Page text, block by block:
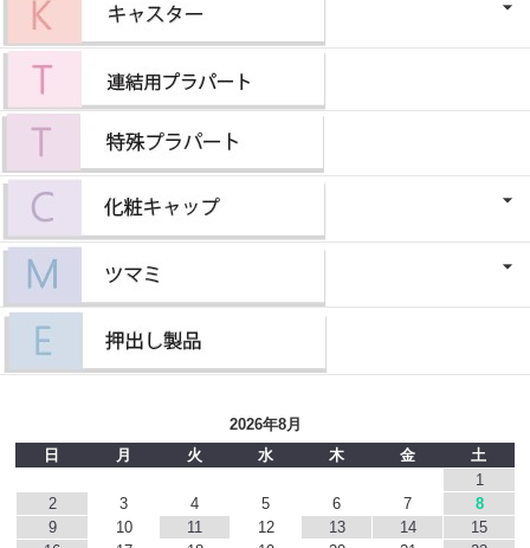
2026年8月
日
月 火 水 木 金
土
1
2
3 4 5 6 7
8
9
10 11 12 13 14
15